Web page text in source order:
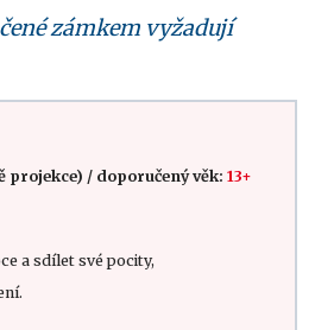
zámkem vyžadují
projekce) / doporučený věk: 13+
a sdílet své pocity,